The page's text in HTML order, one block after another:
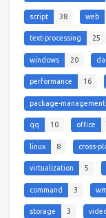
script 38 web
text-processing 25
windows 20
performance 16
package-management
qq 10 office
linux 8 cross-
virtualization 5
command 3
storage 3